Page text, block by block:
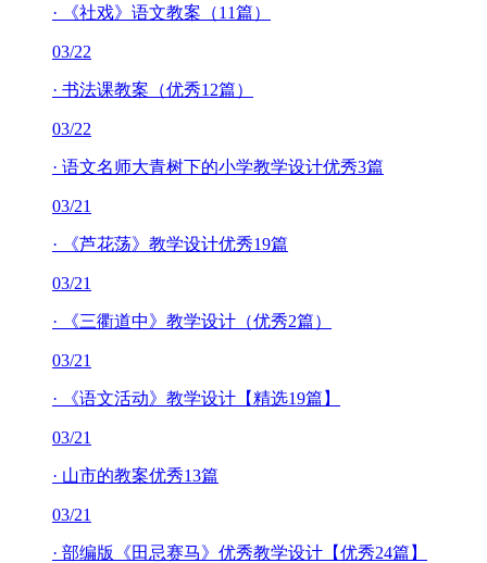
· 《社戏》语文教案（11篇）
03/22
· 书法课教案（优秀12篇）
03/22
· 语文名师大青树下的小学教学设计优秀3篇
03/21
· 《芦花荡》教学设计优秀19篇
03/21
· 《三衢道中》教学设计（优秀2篇）
03/21
· 《语文活动》教学设计【精选19篇】
03/21
· 山市的教案优秀13篇
03/21
· 部编版《田忌赛马》优秀教学设计【优秀24篇】